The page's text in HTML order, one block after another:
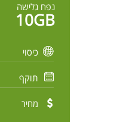
נפח גלישה
10GB
כיסוי
תוקף
מחיר